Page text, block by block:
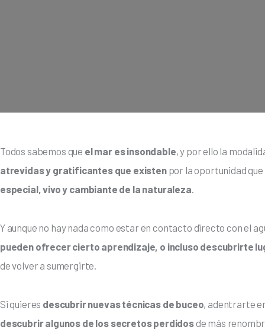
Todos sabemos que el mar es insondable, y por ello la
atrevidas y gratificantes que existen por la oportunidad
especial, vivo y cambiante de la naturaleza
Y aunque no hay nada como estar en contacto directo con el
pueden ofrecer cierto aprendizaje, o incluso descubrirte
de volver a sumergirte.
Si quieres descubrir nuevas técnicas de buceo, adentrarte
descubrir algunos de los secretos perdidos de más